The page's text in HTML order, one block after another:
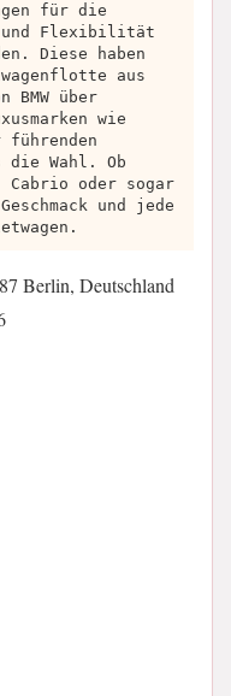
für die
und Flexibilität
Diese haben
aus
BMW über
wie
die Wahl. Ob
Cabrio oder sogar
und jede
Berlin, Deutschland